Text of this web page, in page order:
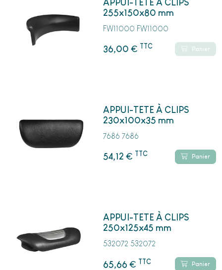
APPUI-TETE À CLIPS
255x150x80 mm
FW11000 FW11000
36,00€ TTC Panier
APPUI-TETE À CLIPS
230x100x35 mm
7686 7686
54,12€ TTC Panier
APPUI-TETE À CLIPS
250x125x45 mm
532072 532072
65,66€ TTC Panier